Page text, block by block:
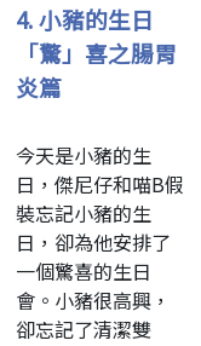
4.小豬的生日
「驚」喜之腸胃
炎篇
今天是小豬的生
日，傑尼仔和喵B假
裝忘記小豬的生
日，卻為他安排了
一個驚喜的生日
會。小豬很高興，
卻忘記了清潔雙